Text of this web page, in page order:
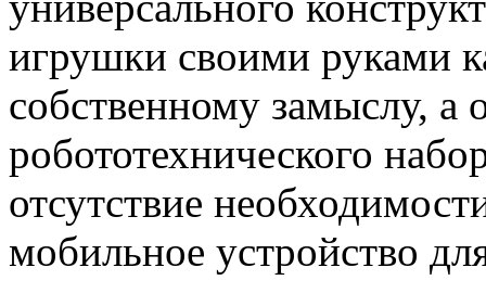
игрушки своими руками
собственному замыслу, а
робототехнического
отсутствие
мобильное устройство